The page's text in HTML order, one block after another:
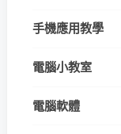
手機應用教學
電腦小教室
電腦軟體